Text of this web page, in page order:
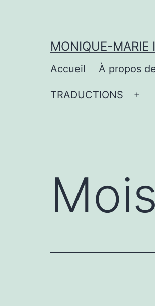
MONIQUE-MARIE
Accueil À propos
TRADUCTIONS